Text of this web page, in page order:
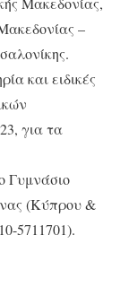
–
και ειδικές
για τα
Γυμνάσιο
(Κύπρου &
5711701).